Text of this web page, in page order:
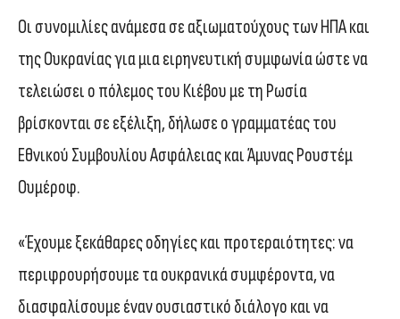
Οι συνομιλίες ανάμεσα σε αξιωματούχους των ΗΠΑ και
της Ουκρανίας για μια ειρηνευτική συμφωνία ώστε να
τελειώσει ο πόλεμος του Κιέβου με τη Ρωσία
βρίσκονται σε εξέλιξη, δήλωσε ο γραμματέας του
Εθνικού Συμβουλίου Ασφάλειας και Άμυνας Ρουστέμ
Ουμέροφ.
«Έχουμε ξεκάθαρες οδηγίες και προτεραιότητες: να
περιφρουρήσουμε τα ουκρανικά συμφέροντα, να
διασφαλίσουμε έναν ουσιαστικό διάλογο και να